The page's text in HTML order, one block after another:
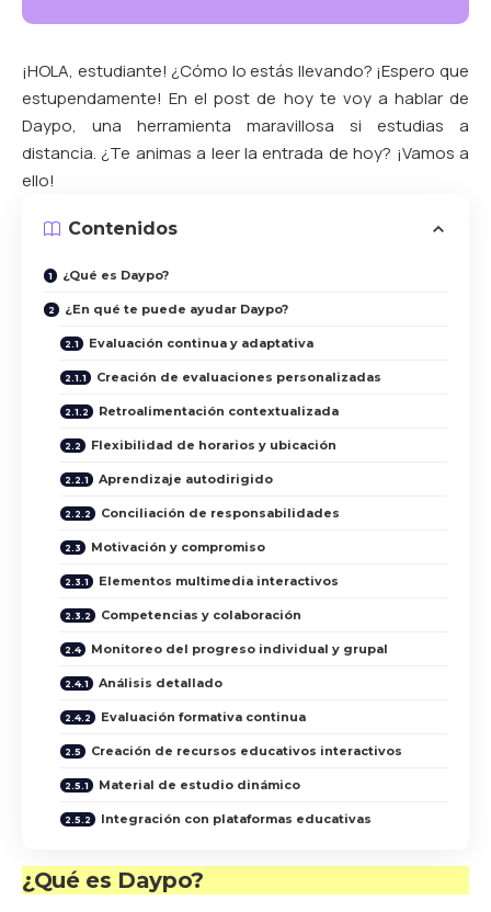
¡HOLA, estudiante! ¿Cómo lo estás llevando? ¡Espero que
estupendamente! En el post de hoy te voy a hablar de
Daypo, una herramienta maravillosa si estudias a
distancia. ¿Te animas a leer la entrada de hoy? ¡Vamos a
ello!
Contenidos
¿Qué es Daypo?
¿En qué te puede ayudar Daypo?
Evaluación continua y adaptativa
Creación de evaluaciones personalizadas
Retroalimentación contextualizada
Flexibilidad de horarios y ubicación
Aprendizaje autodirigido
Conciliación de responsabilidades
Motivación y compromiso
Elementos multimedia interactivos
Competencias y colaboración
Monitoreo del progreso individual y grupal
Análisis detallado
Evaluación formativa continua
Creación de recursos educativos interactivos
Material de estudio dinámico
Integración con plataformas educativas
¿Qué es Daypo?